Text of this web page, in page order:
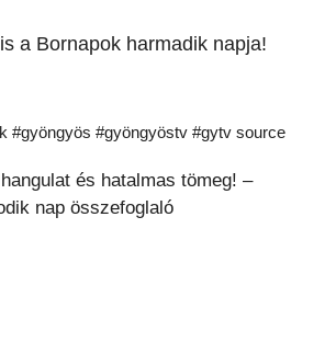
a Bornapok harmadik napja!
#gyöngyös #gyöngyöstv #gytv source